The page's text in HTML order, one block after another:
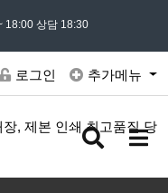
' 게시판을 이용해주세요
18:00 상담 18:30
로그인 추가메뉴
검
버
메
버